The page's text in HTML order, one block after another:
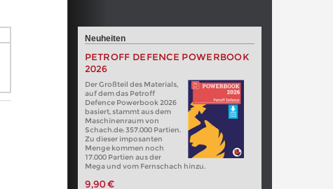
Neuheiten
PETROFF DEFENCE POWERBOOK
2026
Der Großteil des Materials,
auf dem das Petroff
Defence Powerbook 2026
basiert, stammt aus dem
Maschinenraum von
Schach.de: 357.000 Partien.
Zu dieser imposanten
Menge kommen noch
17.000 Partien aus der
Mega und vom Fernschach hinzu.
9,90 €